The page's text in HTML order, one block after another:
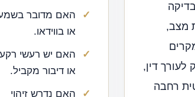
מצב,
דין,
רחבה
האם מדובר
או בווידאו.
האם יש רעשי
או דיבור מקביל.
האם נדרש זיהוי